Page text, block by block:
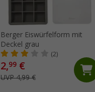
Berger Eiswürfelform mit
Deckel grau
(2)
2,99 €
UVP 4,99 €